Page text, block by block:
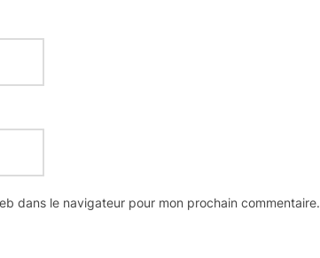
dans le navigateur pour mon prochain commentaire.